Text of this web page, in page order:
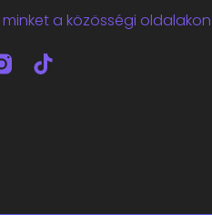
minket a közösségi oldalakon